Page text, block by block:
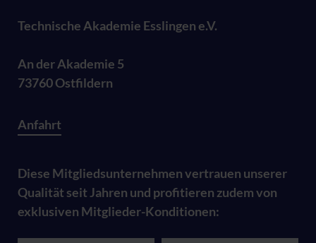
Technische Akademie Esslingen e.V.
An der Akademie 5
73760 Ostfildern
Anfahrt
Diese Mitgliedsunternehmen vertrauen unserer
Qualität seit Jahren und profitieren zudem von
exklusiven Mitglieder-Konditionen: